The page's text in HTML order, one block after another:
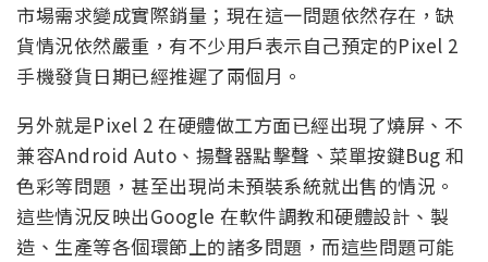
市場需求變成實際銷量；現在這一問題依然存在，缺
貨情況依然嚴重，有不少用戶表示自己預定的Pixel 2
手機發貨日期已經推遲了兩個月。
另外就是Pixel 2 在硬體做工方面已經出現了燒屏、不
兼容Android Auto、揚聲器點擊聲、菜單按鍵Bug 和
色彩等問題，甚至出現尚未預裝系統就出售的情況。
這些情況反映出Google 在軟件調教和硬體設計、製
造、生產等各個環節上的諸多問題，而這些問題可能